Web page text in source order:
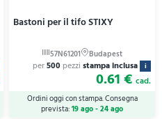
Bastoni per il tifo STIXY
per500 pezzi stampa inclusa i
0.61 € cad.
Ordini oggi con stampa. Consegna
prevista:19 ago - 24 ago